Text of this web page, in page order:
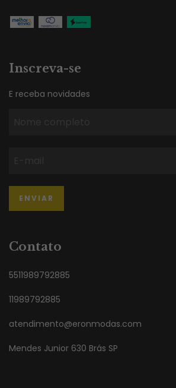
Inscreva-se
E receba novidades
Contato
5511989792885
11989792885
atendimento@eronmodas.com
Mendes Junior 630 Brás SP